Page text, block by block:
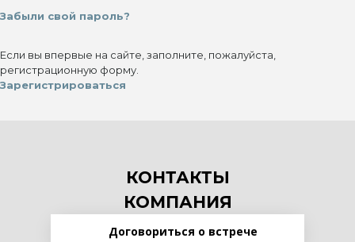
Забыли свой пароль?
Если вы впервые на сайте, заполните, пожалуйста,
регистрационную форму.
Зарегистрироваться
КОНТАКТЫ
КОМПАНИЯ
Договориться о встрече